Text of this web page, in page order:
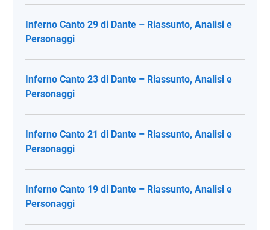
Inferno Canto 29 di Dante – Riassunto, Analisi e
Personaggi
Inferno Canto 23 di Dante – Riassunto, Analisi e
Personaggi
Inferno Canto 21 di Dante – Riassunto, Analisi e
Personaggi
Inferno Canto 19 di Dante – Riassunto, Analisi e
Personaggi